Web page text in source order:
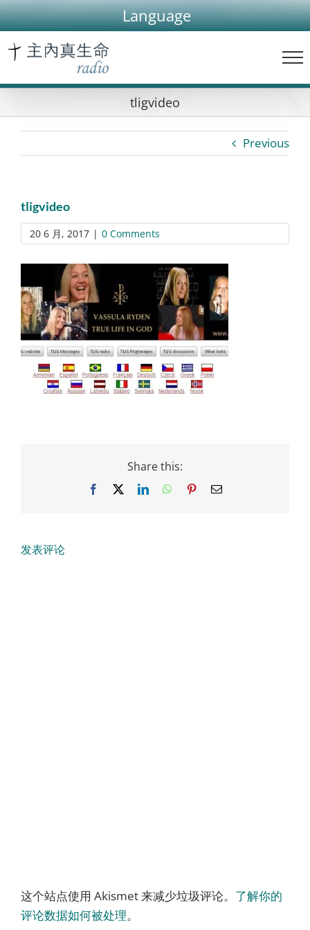
Skip
to
content
Language
tligvideo
Previous
tligvideo
20 6 月, 2017 | 0 Comments
Share this:
Facebook LinkedInWhatsApp
PinterestEmail
发表评论
这个站点使用 Akismet 来减少垃圾评论。 了解你的
评论数据如何被处理。